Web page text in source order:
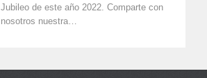
Jubileo de este año 2022. Comparte con
nosotros nuestra…